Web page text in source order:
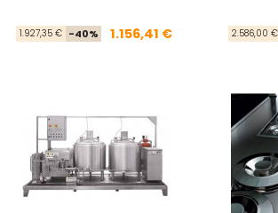
Precio base
1.927,35 € -40% Precio
1.156,41 € 2.586,00 €